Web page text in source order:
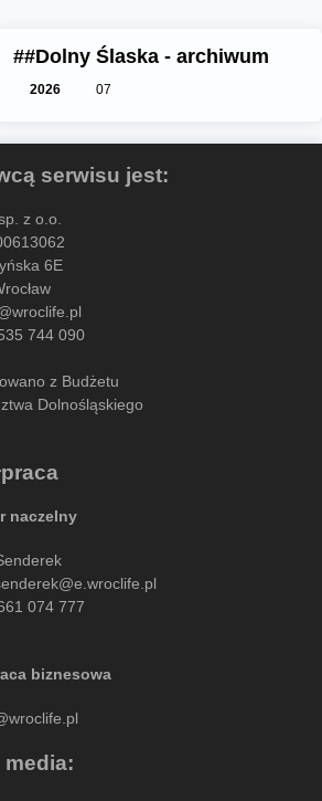
##Dolny Ślaska - archiwum
2026 07
serwisu jest:
z o.o.
6E
744 090
z Budżetu
Dolnośląskiego
naczelny
074 777
biznesowa